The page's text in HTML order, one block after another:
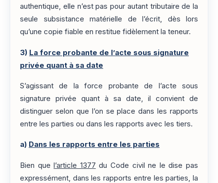
authentique, elle n’est pas pour autant tributaire de la
seule subsistance matérielle de l’écrit, dès lors
qu’une copie fiable en restitue fidèlement la teneur.
3) La force probante de l’acte sous signature
privée quant à sa date
S’agissant de la force probante de l’acte sous
signature privée quant à sa date, il convient de
distinguer selon que l’on se place dans les rapports
entre les parties ou dans les rapports avec les tiers.
a) Dans les rapports entre les parties
Bien quel’article 1377 du Code civil ne le dise pas
expressément, dans les rapports entre les parties, la